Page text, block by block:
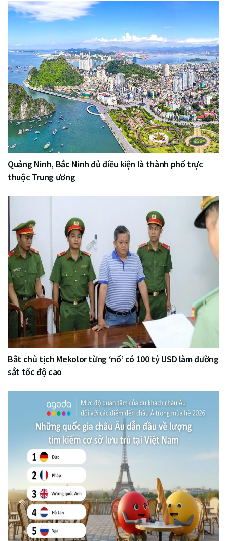
Quảng Ninh, Bắc Ninh đủ điều kiện là thành phố trực
thuộc Trung ương
Bắt chủ tịch Mekolor từng ‘nổ’ có 100 tỷ USD làm đường
sắt tốc độ cao